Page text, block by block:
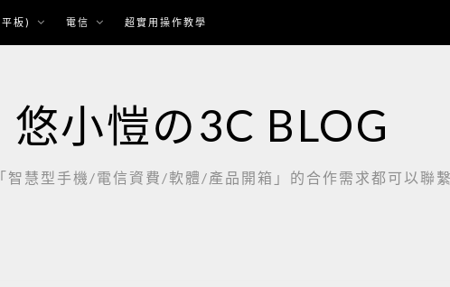
板) 電信 超實用操作教學
悠小愷の3C BLOG
智慧型手機/電信資費/軟體/產品開箱」的合作需求都可以聯